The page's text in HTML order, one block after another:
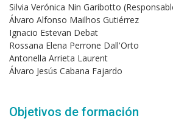
Silvia Verónica Nin Garibotto
Álvaro Alfonso Mailhos Gutiérrez
Ignacio Estevan Debat
Rossana Elena Perrone Dall'Orto
Antonella Arrieta Laurent
Álvaro Jesús Cabana Fajardo
Objetivos de formación